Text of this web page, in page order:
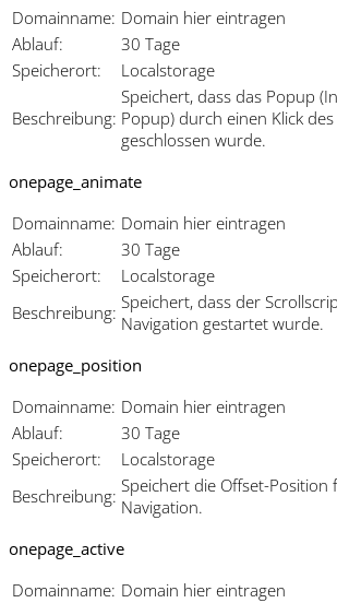
Domainname: Domain hier eintragen
Ablauf:
30 Tage
Speicherort:
Localstorage
Beschreibung:
Speichert, dass das Popup
Popup) durch einen Klick
geschlossen wurde.
onepage_animate
Domainname: Domain hier eintragen
Ablauf:
30 Tage
Speicherort:
Localstorage
Beschreibung: Speichert, dass der
Navigation gestartet wurde.
onepage_position
Domainname: Domain hier eintragen
Ablauf:
30 Tage
Speicherort:
Localstorage
Beschreibung: Speichert die Offset-Position
Navigation.
onepage_active
Domainname: Domain hier eintragen